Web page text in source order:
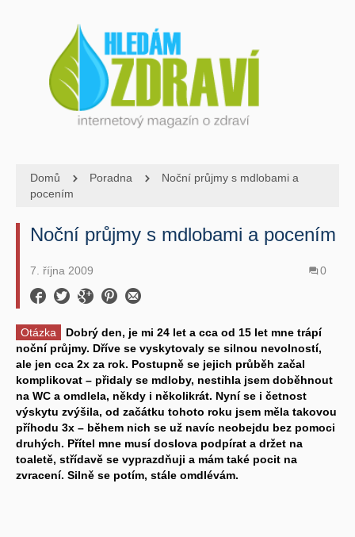
Domů Poradna
Noční průjmy s mdlobami a
pocením
Noční průjmy s mdlobami a pocením
7. října 2009 0
Otázka
Dobrý den, je mi 24 let a cca od 15 let mne trápí
noční průjmy. Dříve se vyskytovaly se silnou nevolností,
ale jen cca 2x za rok. Postupně se jejich průběh začal
komplikovat – přidaly se mdloby, nestihla jsem doběhnout
na WC a omdlela, někdy i několikrát. Nyní se i četnost
výskytu zvýšila, od začátku tohoto roku jsem měla takovou
příhodu 3x – během nich se už navíc neobejdu bez pomoci
druhých. Přítel mne musí doslova podpírat a držet na
toaletě, střídavě se vyprazdňuji a mám také pocit na
zvracení. Silně se potím, stále omdlévám.